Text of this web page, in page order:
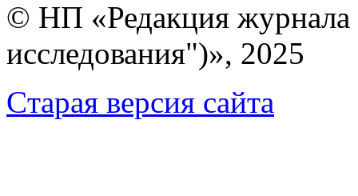
© НП «Редакция
исследования")», 2025
Cтарая версия сайта